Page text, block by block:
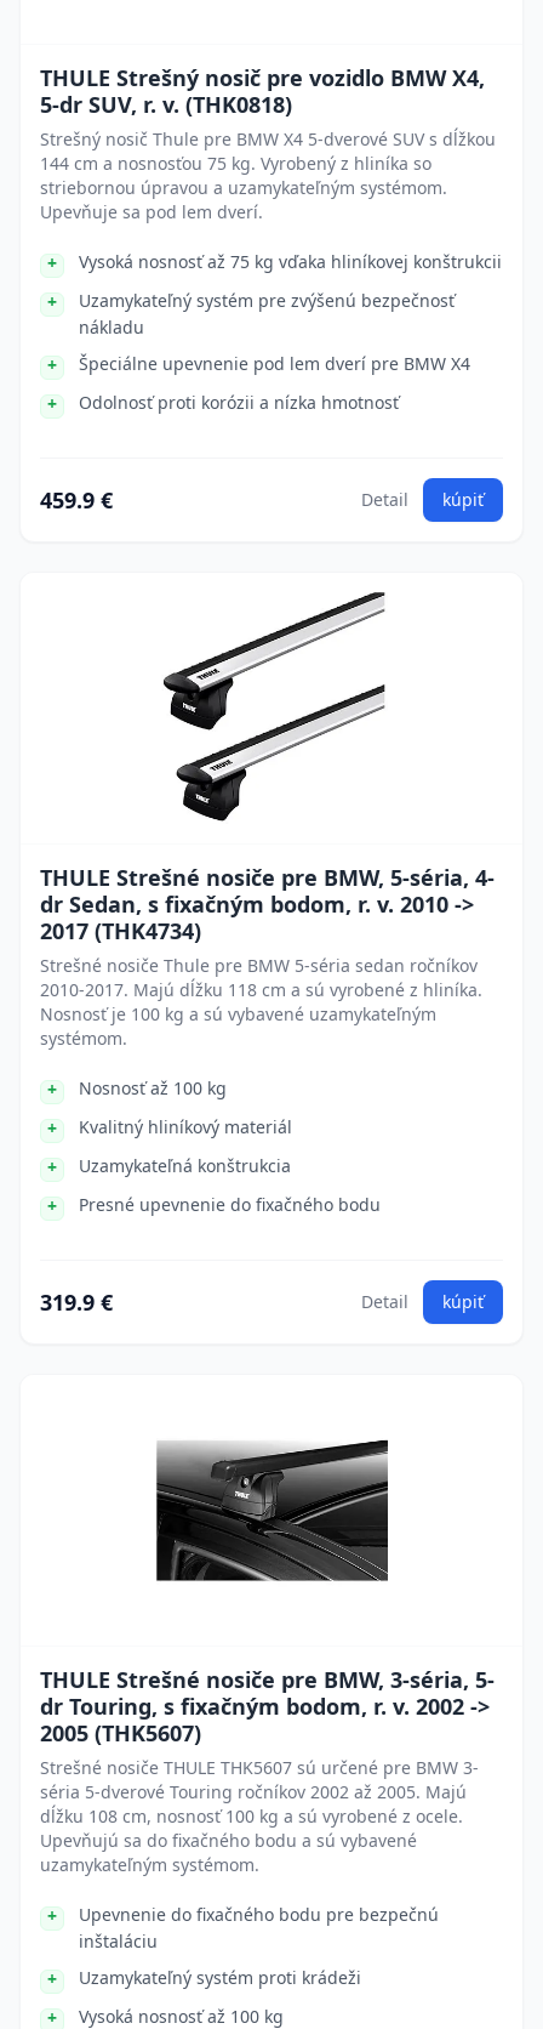
THULE Strešný nosič pre vozidlo BMW X4,
5-dr SUV, r. v. (THK0818)
Strešný nosič Thule pre BMW X4 5-dverové SUV s dĺžkou
144 cm a nosnosťou 75 kg. Vyrobený z hliníka so
striebornou úpravou a uzamykateľným systémom.
Upevňuje sa pod lem dverí.
Vysoká nosnosť až 75 kg vďaka hliníkovej konštrukcii
Uzamykateľný systém pre zvýšenú bezpečnosť
nákladu
Špeciálne upevnenie pod lem dverí pre BMW X4
Odolnosť proti korózii a nízka hmotnosť
459.9 € Detail kúpiť
THULE Strešné nosiče pre BMW, 5-séria, 4-
dr Sedan, s fixačným bodom, r. v. 2010 ->
2017 (THK4734)
Strešné nosiče Thule pre BMW 5-séria sedan ročníkov
2010-2017. Majú dĺžku 118 cm a sú vyrobené z hliníka.
Nosnosť je 100 kg a sú vybavené uzamykateľným
systémom.
Nosnosť až 100 kg
Kvalitný hliníkový materiál
Uzamykateľná konštrukcia
Presné upevnenie do fixačného bodu
319.9 € Detail kúpiť
THULE Strešné nosiče pre BMW, 3-séria, 5-
dr Touring, s fixačným bodom, r. v. 2002 ->
2005 (THK5607)
Strešné nosiče THULE THK5607 sú určené pre BMW 3-
séria 5-dverové Touring ročníkov 2002 až 2005. Majú
dĺžku 108 cm, nosnosť 100 kg a sú vyrobené z ocele.
Upevňujú sa do fixačného bodu a sú vybavené
uzamykateľným systémom.
Upevnenie do fixačného bodu pre bezpečnú
inštaláciu
Uzamykateľný systém proti krádeži
Vysoká nosnosť až 100 kg